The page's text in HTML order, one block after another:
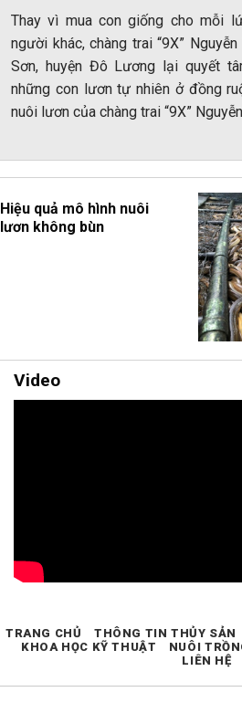
Thay vì mua con giống cho mỗi
người khác, chàng trai “9X”
Sơn, huyện Đô Lương lại quyết
những con lươn tự nhiên ở đồng
nuôi lươn của chàng trai “9X”
Hiệu quả mô hình nuôi
lươn không bùn
Video
TRANG CHỦ THÔNG TIN THỦY SẢN
KHOA HỌC KỸ THUẬT
NUÔI
LIÊN HỆ